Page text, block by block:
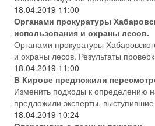
18.04.2019 11:00
Органами прокуратуры
использования и охраны лесов.
Органами прокуратуры
и охраны лесов. Результаты
18.04.2019 11:00
В Кирове предложили
Изменить подходы к определению
предложили эксперты,
18.04.2019 10:24